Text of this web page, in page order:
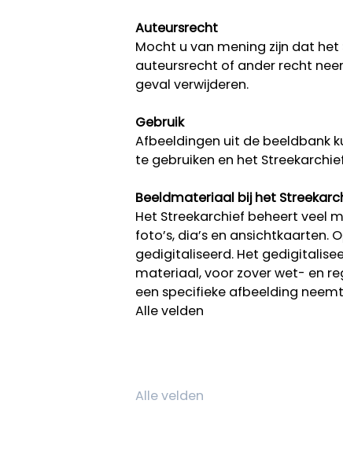
Auteursrecht
Mocht u van mening zijn dat
auteursrecht of ander recht
geval verwijderen.
Gebruik
Afbeeldingen uit de beeldbank
te gebruiken en het
Beeldmateriaal bij het
Het Streekarchief beheert veel
foto’s, dia’s en ansichtkaarten.
gedigitaliseerd. Het
materiaal, voor zover wet- en
een specifieke afbeelding
Alle velden